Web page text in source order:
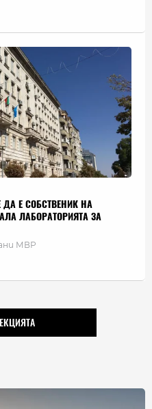
Е СОБСТВЕНИК НА
ЛАБОРАТОРИЯТА ЗА
МВР